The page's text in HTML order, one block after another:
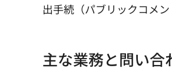
出手続（パブリックコメ
主な業務と問い合